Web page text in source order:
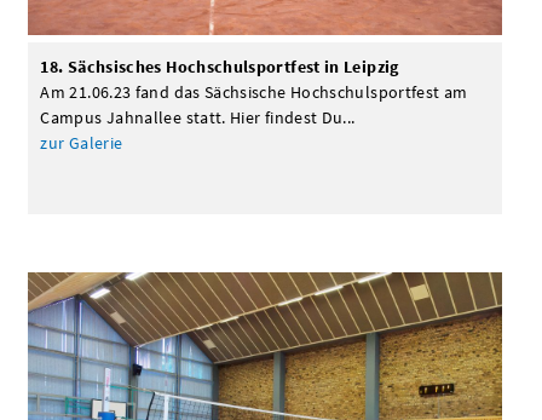
18. Sächsisches Hochschulsportfest in Leipzig
Am 21.06.23 fand das Sächsische Hochschulsportfest am
Campus Jahnallee statt. Hier findest Du...
zur Galerie